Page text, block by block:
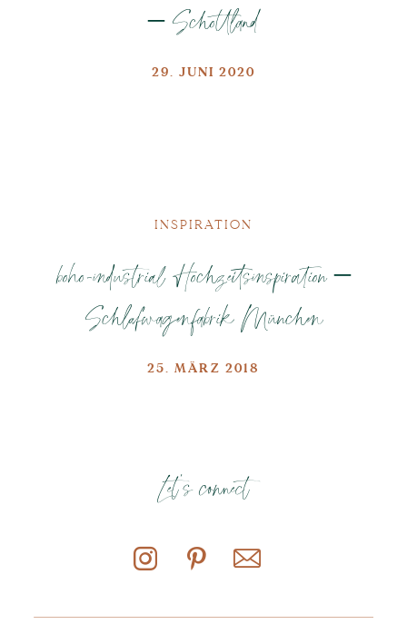
– Schottland
29. JUNI 2020
INSPIRATION
boho-industrial Hochzeitsinspiration –
Schlafwagenfabrik München
25. MÄRZ 2018
Let's connect